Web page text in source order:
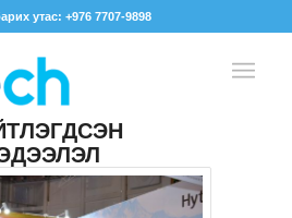
утас: +976 7707-9898